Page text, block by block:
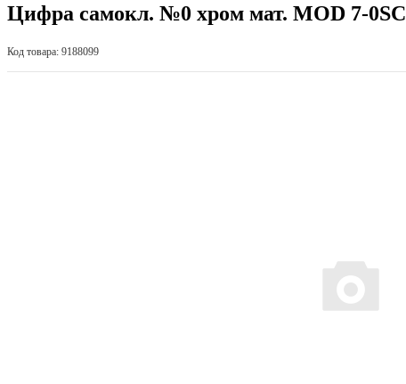
Цифра самокл. №0 хром мат. MOD 7-0SC
Код товара: 9188099